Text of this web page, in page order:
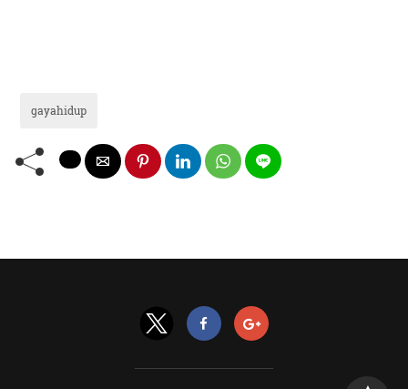
gayahidup